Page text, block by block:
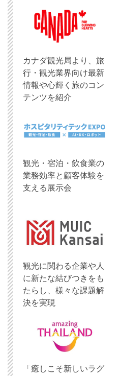
​カナダ観光局より、旅
行・観光業界向け最新
情報や心輝く旅のコン
テンツを紹介
観光・宿泊・飲食業の
業務効率と顧客体験を
支える展示会
観光に関わる企業や人
に新たな結びつきをも
たらし、様々な課題解
決を実現
「癒しこそ新しいラグ